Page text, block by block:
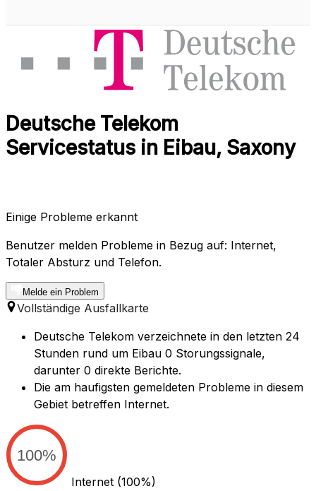
Deutsche Telekom
Servicestatus in Eibau, Saxony
Einige Probleme erkannt
Benutzer melden Probleme in Bezug auf: Internet,
Totaler Absturz und Telefon.
Melde ein Problem
Vollständige Ausfallkarte
Deutsche Telekom verzeichnete in den letzten 24
Stunden rund um Eibau 0 Storungssignale,
darunter 0 direkte Berichte.
Die am haufigsten gemeldeten Probleme in diesem
Gebiet betreffen Internet.
100%
Internet (100%)